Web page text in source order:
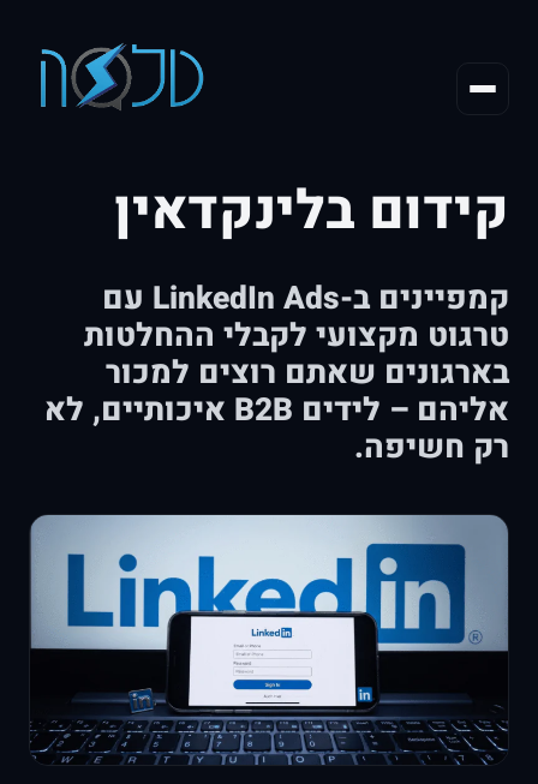
קידום בלינקדאין
קמפיינים ב-LinkedIn Ads עם
טרגוט מקצועי לקבלי ההחלטות
בארגונים שאתם רוצים למכור
אליהם – לידים B2B איכותיים, לא
רק חשיפה.